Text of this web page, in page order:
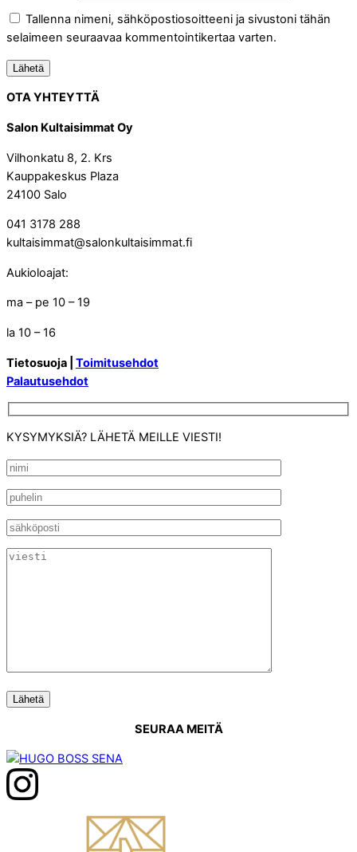
Tallenna nimeni, sähköpostiosoitteeni ja sivustoni tähän
selaimeen seuraavaa kommentointikertaa varten.
OTA YHTEYTTÄ
Salon Kultaisimmat Oy
Vilhonkatu 8, 2. Krs
Kauppakeskus Plaza
24100 Salo
041 3178 288
kultaisimmat@salonkultaisimmat.fi
Aukioloajat:
ma – pe 10 – 19
la 10 – 16
Tietosuoja | Toimitusehdot
Palautusehdot
KYSYMYKSIÄ? LÄHETÄ MEILLE VIESTI!
SEURAA MEITÄ